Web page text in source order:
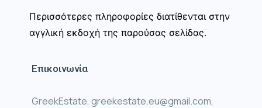
Περισσότερες πληροφορίες διατίθενται στην
αγγλική εκδοχή της παρούσας σελίδας.
Επικοινωνία
GreekEstate, greekestate.eu@gmail.com,